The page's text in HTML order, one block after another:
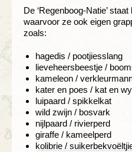
De ‘Regenboog-Natie’
waarvoor ze ook eigen
zoals:
hagedis / pootjiesslang
lieveheersbeestje /
kameleon /
kater en poes / kat en
luipaard / spikkelkat
wild zwijn / bosvark
nijlpaard / rivierperd
giraffe / kameelperd
kolibrie /